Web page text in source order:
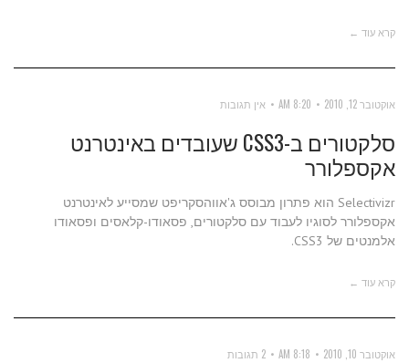
קרא עוד ←
אוקטובר 12, 2010 8:20 AM אין תגובות
סלקטורים ב-CSS3 שעובדים באינטרנט
אקספלורר
Selectivizr הוא פתרון מבוסס ג'אווהסקריפט שמסייע לאינטרנט
אקספלורר לסוגיו לעבוד עם סלקטורים, פסאודו-קלאסים ופסאודו
אלמנטים של CSS3.
קרא עוד ←
אוקטובר 10, 2010 8:18 AM 2 תגובות